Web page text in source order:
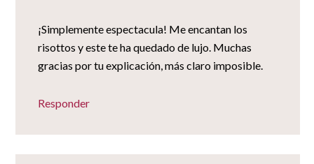
¡Simplemente espectacula! Me encantan los
risottos y este te ha quedado de lujo. Muchas
gracias por tu explicación, más claro imposible.
Responder